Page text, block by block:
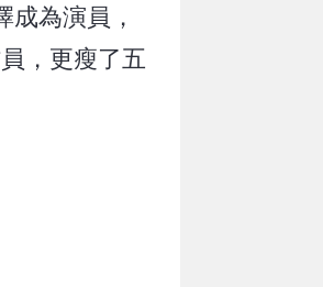
為演員，
，更瘦了五